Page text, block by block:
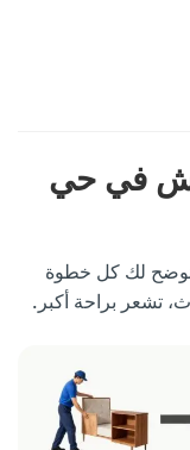
في حي
نوضح لك كل خطوة
تشعر براحة أكبر.